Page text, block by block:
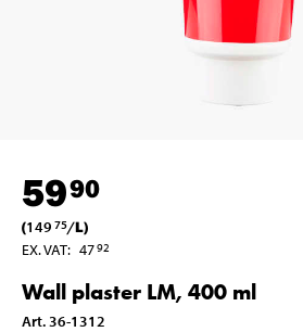
5990
(149 75/L)
EX. VAT: 4792
Wall plaster LM, 400 ml
Art. 36-1312